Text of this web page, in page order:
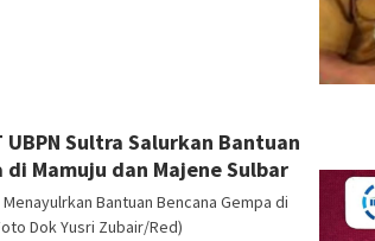
UBPN Sultra Salurkan Bantuan
Mamuju dan Majene Sulbar
Menayulrkan Bantuan Bencana Gempa di
Dok Yusri Zubair/Red)